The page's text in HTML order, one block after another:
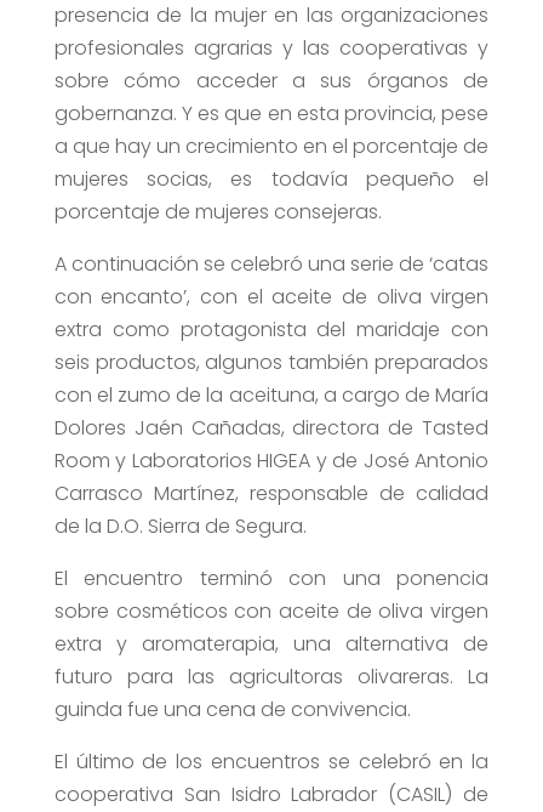
presencia de la mujer en las organizaciones
profesionales agrarias y las cooperativas y
sobre cómo acceder a sus órganos de
gobernanza. Y es que en esta provincia, pese
a que hay un crecimiento en el porcentaje de
mujeres socias, es todavía pequeño el
porcentaje de mujeres consejeras.
A continuación se celebró una serie de ‘catas
con encanto’, con el aceite de oliva virgen
extra como protagonista del maridaje con
seis productos, algunos también preparados
con el zumo de la aceituna, a cargo de María
Dolores Jaén Cañadas, directora de Tasted
Room y Laboratorios HIGEA y de José Antonio
Carrasco Martínez, responsable de calidad
de la D.O. Sierra de Segura.
El encuentro terminó con una ponencia
sobre cosméticos con aceite de oliva virgen
extra y aromaterapia, una alternativa de
futuro para las agricultoras olivareras. La
guinda fue una cena de convivencia.
El último de los encuentros se celebró en la
cooperativa San Isidro Labrador (CASIL) de